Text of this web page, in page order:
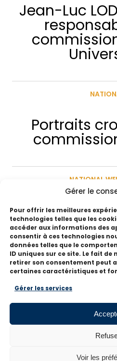
Gérer le
Pour offrir les meilleures
technologies telles que les
accéder aux informations des
consentir à ces technologies
données telles que le
ID uniques sur ce site. Le fait de
retirer son consentement peut
certaines caractéristiques et
Gérer les services
Voir les
Jean-Luc
Portraits
NATIONAL
L’
SUIVEZ-NOUS